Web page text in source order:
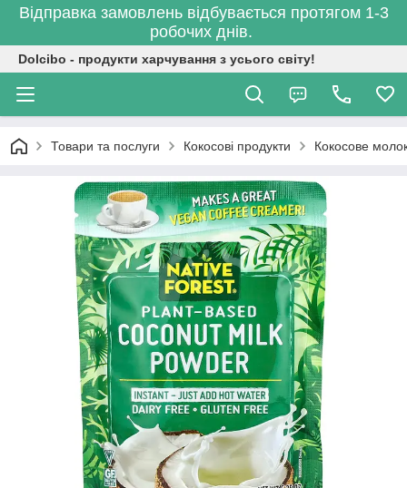
Відправка замовлень відбувається протягом 1-3
робочих днів.
Dolcibo - продукти харчування з усього світу!
Товари та послуги Кокосові продукти Кокосове